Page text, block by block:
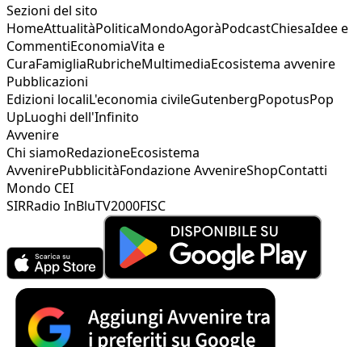
Sezioni del sito
HomeAttualitàPoliticaMondoAgoràPodcastChiesaIdee e
CommentiEconomiaVita e
CuraFamigliaRubricheMultimediaEcosistema avvenire
Pubblicazioni
Edizioni localiL'economia civileGutenbergPopotusPop
UpLuoghi dell'Infinito
Avvenire
Chi siamoRedazioneEcosistema
AvvenirePubblicitàFondazione AvvenireShopContatti
Mondo CEI
SIRRadio InBluTV2000FISC